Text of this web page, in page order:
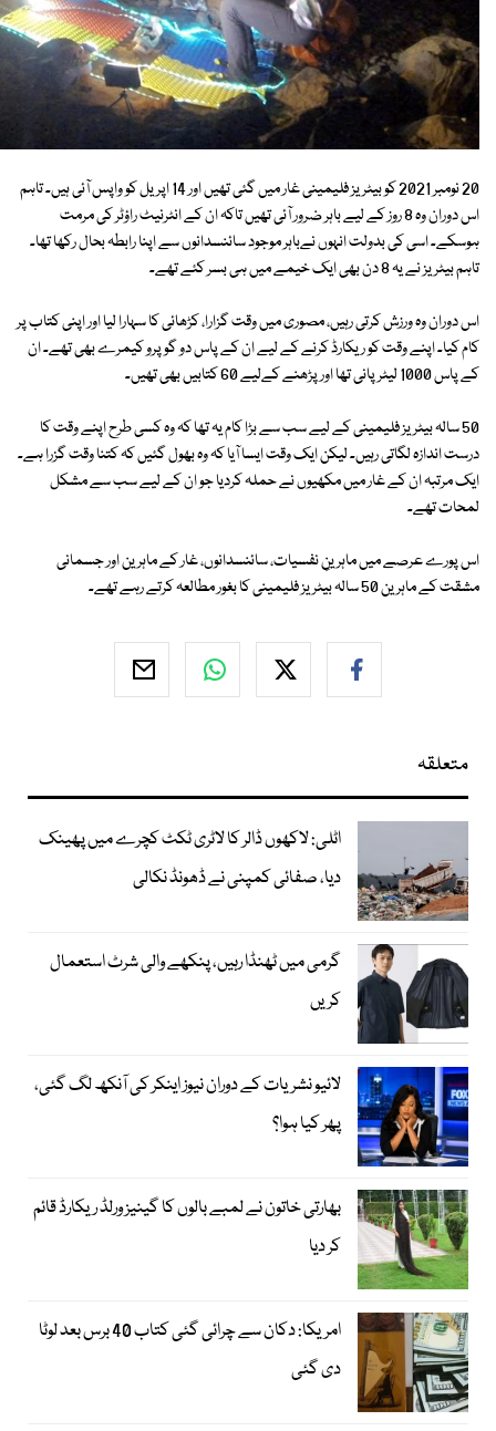
20 نومبر 2021 کو بیٹریز فلیمینی غار میں گئی تھیں اور 14 اپریل کو واپس آئی ہیں۔ تاہم
اس دوران وہ 8 روز کے لیے باہر ضرور آئی تھیں تاکہ ان کے انٹرنیٹ راؤٹر کی مرمت
ہوسکے۔ اسی کی بدولت انہوں نےباہر موجود سائنسدانوں سے اپنا رابطہ بحال رکھا تھا۔
تاہم بیٹریز نے یہ 8 دن بھی ایک خیمے میں ہی بسر کئے تھے۔
اس دوران وہ ورزش کرتی رہیں، مصوری میں وقت گزارا، کڑھائی کا سہارا لیا اور اپنی کتاب پر
کام کیا۔ اپنے وقت کو ریکارڈ کرنے کے لیے ان کے پاس دو گو پرو کیمرے بھی تھے۔ ان
کے پاس 1000 لیٹر پانی تھا اور پڑھنے کےلیے 60 کتابیں بھی تھیں۔
50 سالہ بیٹریز فلیمینی کے لیے سب سے بڑا کام یہ تھا کہ وہ کسی طرح اپنے وقت کا
درست اندازہ لگاتی رہیں۔ لیکن ایک وقت ایسا آیا کہ وہ بھول گئیں کہ کتنا وقت گزرا ہے۔
ایک مرتبہ ان کے غار میں مکھیوں نے حملہ کردیا جو ان کے لیے سب سے مشکل
لمحات تھے۔
اس پورے عرصے میں ماہرینِ نفسیات، سائنسدانوں، غار کے ماہرین اور جسمانی
مشقت کے ماہرین 50 سالہ بیٹریز فلیمینی کا بغور مطالعہ کرتے رہے تھے۔
متعلقہ
اٹلی: لاکھوں ڈالر کا لاٹری ٹکٹ کچرے میں پھینک
دیا، صفائی کمپنی نے ڈھونڈ نکالی
گرمی میں ٹھنڈا رہیں، پنکھے والی شرٹ استعمال
کریں
لائیو نشریات کے دوران نیوز اینکر کی آنکھ لگ گئی،
پھر کیا ہوا؟
بھارتی خاتون نے لمبے بالوں کا گینیز ورلڈ ریکارڈ قائم
کر دیا
امریکا: دکان سے چرائی گئی کتاب 40 برس بعد لوٹا
دی گئی